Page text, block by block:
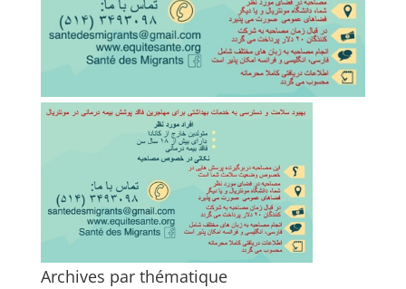
Archives par thématique